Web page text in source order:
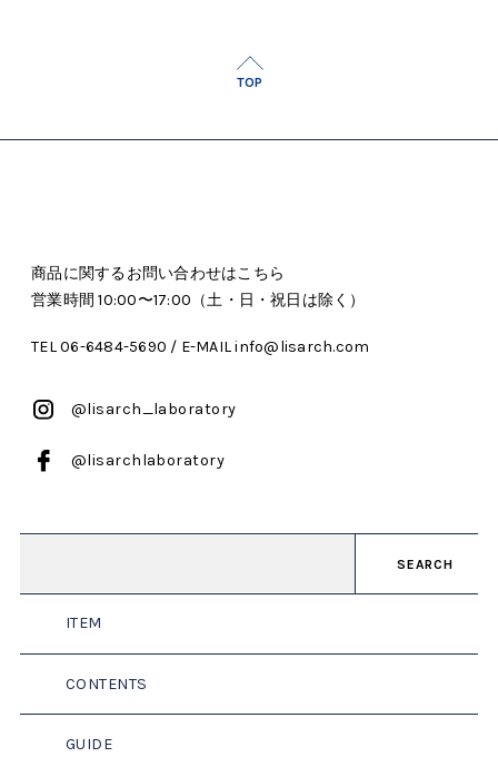
TOP
商品に関するお問い合わせはこちら
営業時間 10:00〜17:00（土・日・祝日は除く）
TEL 06-6484-5690 / E-MAIL info@lisarch.com
@lisarch_laboratory
@lisarchlaboratory
SEARCH
ITEM
CONTENTS
GUIDE